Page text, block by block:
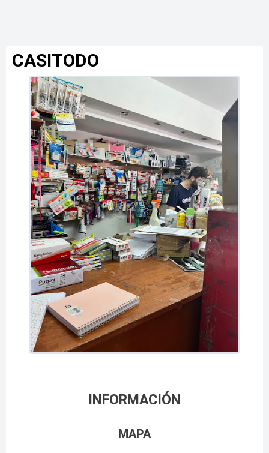
CASITODO
INFORMACIÓN
MAPA